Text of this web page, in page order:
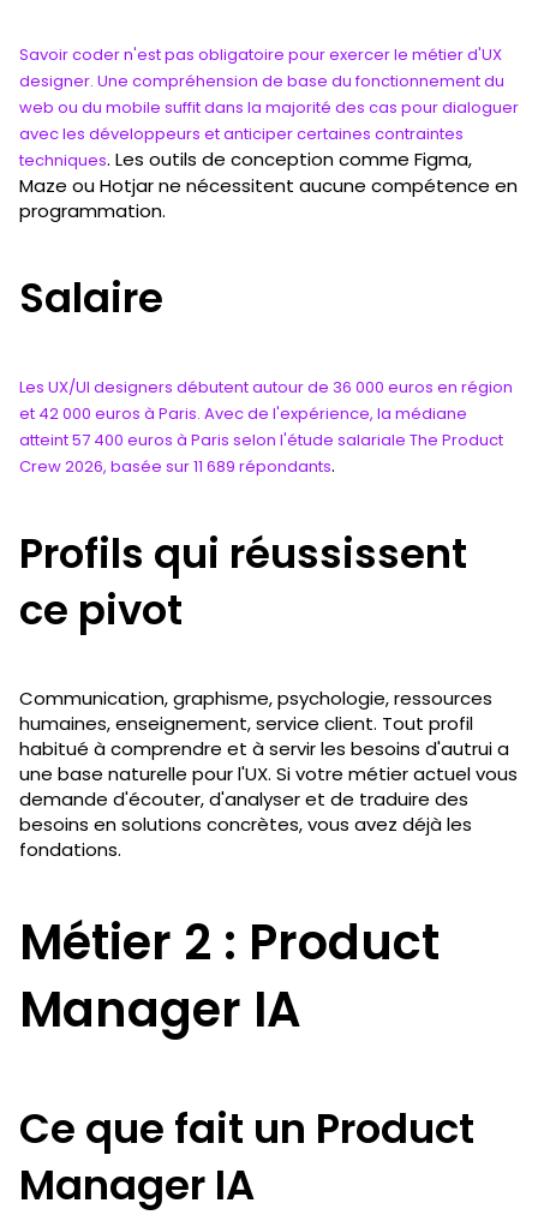
Savoir coder n'est pas obligatoire pour exercer le métier d'UX
designer. Une compréhension de base du fonctionnement du
web ou du mobile suffit dans la majorité des cas pour dialoguer
avec les développeurs et anticiper certaines contraintes
techniques. Les outils de conception comme Figma,
Maze ou Hotjar ne nécessitent aucune compétence en
programmation.
Salaire
Les UX/UI designers débutent autour de 36 000 euros en région
et 42 000 euros à Paris. Avec de l'expérience, la médiane
atteint 57 400 euros à Paris selon l'étude salariale The Product
Crew 2026, basée sur 11 689 répondants.
Profils qui réussissent
ce pivot
Communication, graphisme, psychologie, ressources
humaines, enseignement, service client. Tout profil
habitué à comprendre et à servir les besoins d'autrui a
une base naturelle pour l'UX. Si votre métier actuel vous
demande d'écouter, d'analyser et de traduire des
besoins en solutions concrètes, vous avez déjà les
fondations.
Métier 2 : Product
Manager IA
Ce que fait un Product
Manager IA